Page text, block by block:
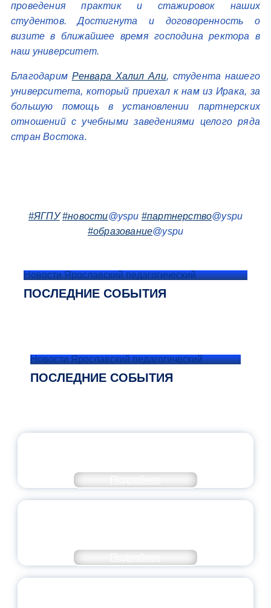
проведения практик и стажировок наших
студентов. Достигнута и договоренность о
визите в ближайшее время господина ректора в
наш университет.
Благодарим Ренвара Халил Али, студента нашего
университета, который приехал к нам из Ирака, за
большую помощь в установлении партнерских
отношений с учебными заведениями целого ряда
стран Востока.
#ЯГПУ #новости@yspu #партнерство@yspu
#образование@yspu
Новости Ярославский педагогический
ПОСЛЕДНИЕ СОБЫТИЯ
Новости Ярославский педагогический
ПОСЛЕДНИЕ СОБЫТИЯ